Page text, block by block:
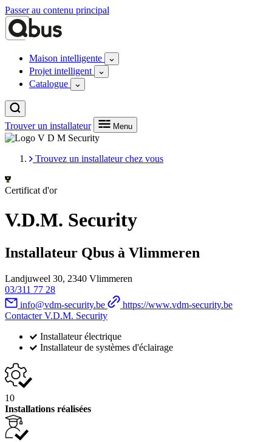
Passer au contenu principal
Maison intelligente
Projet intelligent
Catalogue
Trouver un installateur Menu
Trouvez un installateur chez vous
Certificat d'or
V.D.M. Security
Installateur Qbus à Vlimmeren
Landjuweel 30, 2340 Vlimmeren
03/311 77 28
info@vdm-security.be
https://www.vdm-security.be
Contacter V.D.M. Security
Installateur électrique
Installateur de systèmes d'éclairage
10
Installations réalisées